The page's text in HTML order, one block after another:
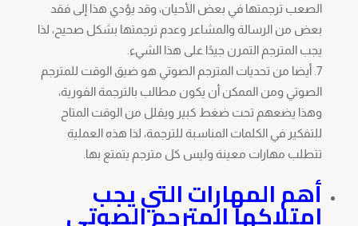
الصعب ترجمتها في بعض الأحيان، وقد يؤدي هذا إلى فقد
بعض من الرسالة والمشاعر وعدم ترجمتها بشكل صحيح، لذا
يجب المترجم التمرن جيدًا على هذا الشيء.
أيضا من تحديات المترجم الصوتي هو ضيق الوقت للمترجم
الصوتي ومن الممكن أن يكون مطالب بالترجمة الفورية،
وهذا يضعهم تحت ضغط كبير ويقلل من الوقت المتاح
للتفكير في الكلمات المناسبة للترجمة، لذا هذه العملية
تتطلب مهارات معينة وليس كل مترجم يتمتع بها.
أهم المهارات التي يجب
امتلاكها المترجم الصوتي